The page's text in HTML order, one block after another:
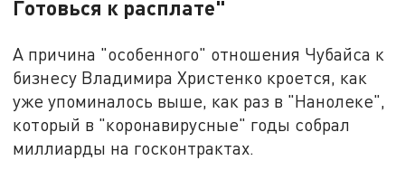
Готовься к расплате"
А причина "особенного" отношения Чубайса к
бизнесу Владимира Христенко кроется, как
уже упоминалось выше, как раз в "Нанолеке",
который в "коронавирусные" годы собрал
миллиарды на госконтрактах.